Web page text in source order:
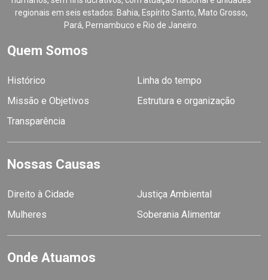
regionais em seis estados: Bahia, Espírito Santo, Mato Grosso,
Pará, Pernambuco e Rio de Janeiro.
Quem Somos
Histórico
Linha do tempo
Missão e Objetivos
Estrutura e organização
Transparência
Nossas Causas
Direito à Cidade
Justiça Ambiental
Mulheres
Soberania Alimentar
Onde Atuamos